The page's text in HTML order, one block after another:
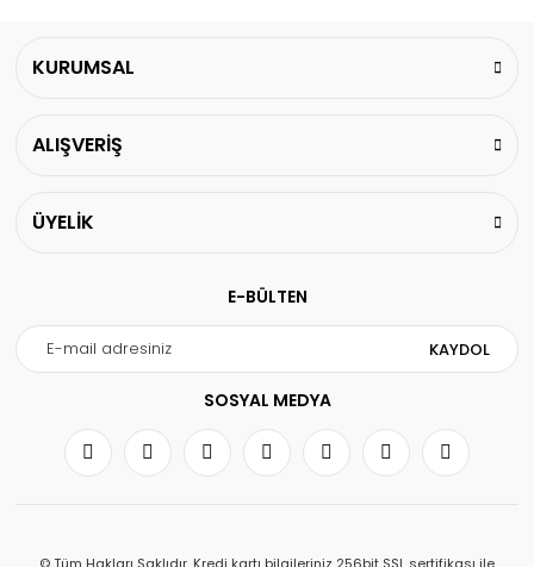
KURUMSAL
ALIŞVERİŞ
ÜYELİK
E-BÜLTEN
KAYDOL
SOSYAL MEDYA